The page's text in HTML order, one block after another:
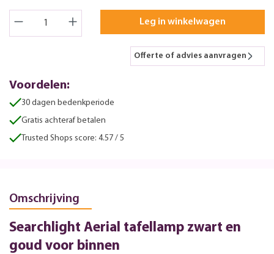
Leg in winkelwagen
Offerte of advies aanvragen
Voordelen:
30 dagen bedenkperiode
Gratis achteraf betalen
Trusted Shops score: 4.57 / 5
Omschrijving
Searchlight Aerial tafellamp zwart en
goud voor binnen